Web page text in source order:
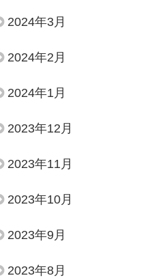
2024年3月
2024年2月
2024年1月
2023年12月
2023年11月
2023年10月
2023年9月
2023年8月